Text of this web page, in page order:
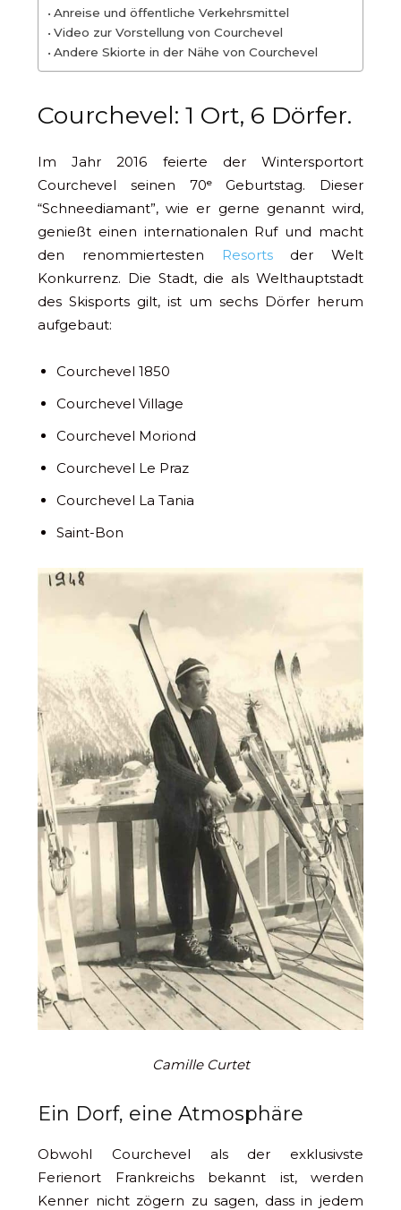
Anreise und öffentliche Verkehrsmittel
Video zur Vorstellung von Courchevel
Andere Skiorte in der Nähe von Courchevel
Courchevel: 1 Ort, 6 Dörfer.
Im Jahr 2016 feierte der Wintersportort
Courchevel seinen 70ᵉ Geburtstag. Dieser
“Schneediamant”, wie er gerne genannt wird,
genießt einen internationalen Ruf und macht
den renommiertesten
Resortsder Welt
Konkurrenz. Die Stadt, die als Welthauptstadt
des Skisports gilt, ist um sechs Dörfer herum
aufgebaut:
Courchevel 1850
Courchevel Village
Courchevel Moriond
Courchevel Le Praz
Courchevel La Tania
Saint-Bon
Camille Curtet
Ein Dorf, eine Atmosphäre
Obwohl Courchevel als der exklusivste
Ferienort Frankreichs bekannt ist, werden
Kenner nicht zögern zu sagen, dass in jedem